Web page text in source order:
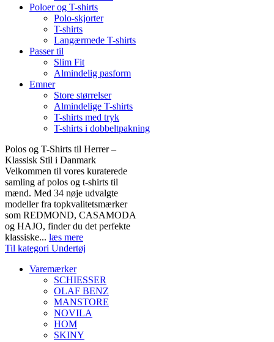
Poloer og T-shirts
Polo-skjorter
T-shirts
Langærmede T-shirts
Passer til
Slim Fit
Almindelig pasform
Emner
Store størrelser
Almindelige T-shirts
T-shirts med tryk
T-shirts i dobbeltpakning
Polos og T-Shirts til Herrer –
Klassisk Stil i Danmark
Velkommen til vores kuraterede
samling af polos og t-shirts til
mænd. Med 34 nøje udvalgte
modeller fra topkvalitetsmærker
som REDMOND, CASAMODA
og HAJO, finder du det perfekte
klassiske... læs mere
Til kategori Undertøj
Varemærker
SCHIESSER
OLAF BENZ
MANSTORE
NOVILA
HOM
SKINY